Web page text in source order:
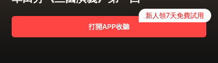
打開APP收聽
新人領7天免費試用